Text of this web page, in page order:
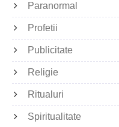
Paranormal
Profetii
Publicitate
Religie
Ritualuri
Spiritualitate